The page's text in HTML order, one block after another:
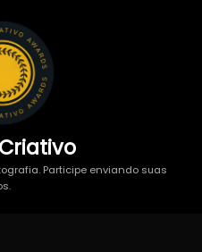
Participe enviando suas